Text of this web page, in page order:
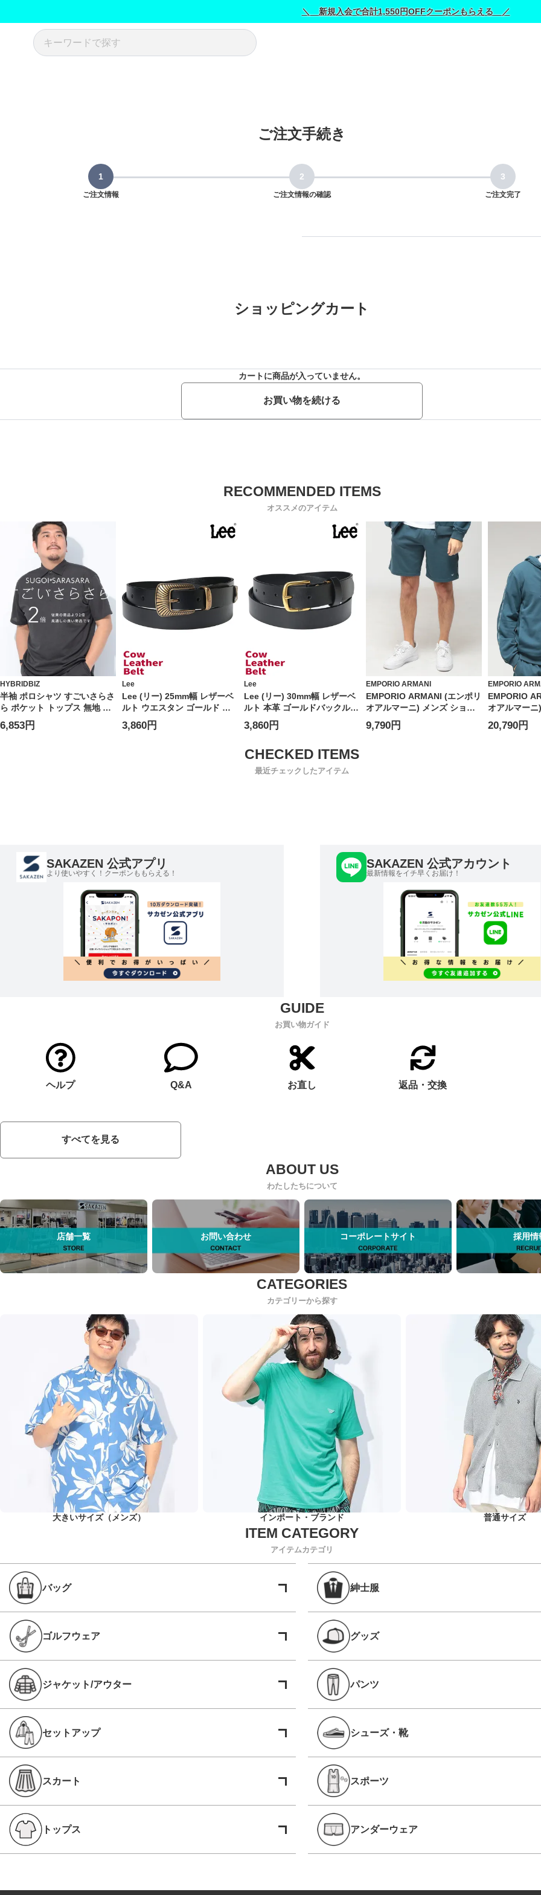
＼ 新規入会で合計1,550円OFFクーポンもらえる ／
ご注文手続き
ご注文情報 ご注文情報の確認 ご注文完了
ショッピングカート
カートに商品が入っていません。
お買い物を続ける
オススメのアイテム
HYBRIDBIZ
半袖 ポロシャツ すごいさらさ
ら ポケット トップス 無地 涼
しい 春 夏 大きいサイズ メン
ズ ビジネス
6,853円
Lee
Lee (リー) 25mm幅 レザーベ
ルト ウエスタン ゴールド ピ
ンバックル 本革 ユニセックス
0120599G
3,860円
Lee
Lee (リー) 30mm幅 レザーベ
ルト 本革 ゴールドバックル
ミニロゴ ユニセックス
120597
3,860円
EMPORIO ARMANI
EMPORIO ARMANI (エンポリ
オアルマーニ) メンズ ショー
トパンツ ロゴテープ ウエスト
コード ショーツ
9,790円
EMPORIO
EMPORIO
オアルマー
ー 長袖 ロゴ
プ
20,790円
最近チェックしたアイテム
SAKAZEN 公式アプリ
より使いやすく！クーポンももらえる！
SAKAZEN 公式アカウント
最新情報をイチ早くお届け！
お買い物ガイド
ヘルプ Q&A お直し 返品・交換
すべてを見る
わたしたちについて
店舗一覧 お問い合わせ コーポレートサイト 採用情
カテゴリーから探す
大きいサイズ（メンズ） インポート・ブランド 普通サイズ
アイテムカテゴリ
バッグ 紳士服
ゴルフウェア グッズ
ジャケット/アウター パンツ
セットアップ シューズ・靴
スカート スポーツ
トップス アンダーウェア